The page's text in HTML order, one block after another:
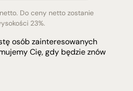
Do ceny netto zostanie
23%.
osób zainteresowanych
Cię, gdy będzie znów